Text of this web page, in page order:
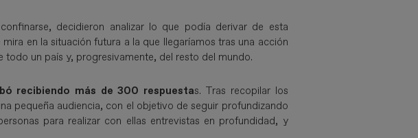
decidieron analizar lo que podía derivar de esta
en la situación futura a la que llegaríamos tras una acción
un país y, progresivamente, del resto del mundo.
recibiendo más de 300 respuestas. Tras recopilar los
pequeña audiencia, con el objetivo de seguir profundizando
para realizar con ellas entrevistas en profundidad, y